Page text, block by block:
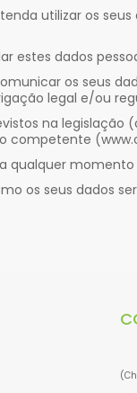
utilizar os
estes dados
comunicar os
legal e/ou
na
competente
os seus dados